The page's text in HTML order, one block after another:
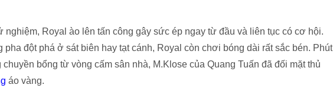
nghiệm, Royal ào lên tấn công gây sức ép ngay từ đầu và liên tục có cơ hội.
đột phá ở sát biên hay tạt cánh, Royal còn chơi bóng dài rất sắc bén. Phút
bổng từ vòng cấm sân nhà, M.Klose của Quang Tuấn đã đối mặt thủ
áo vàng.